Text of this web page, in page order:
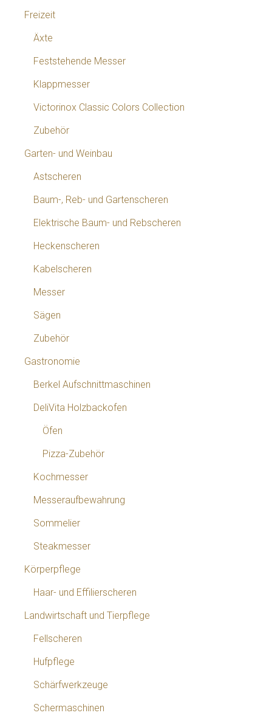
Freizeit
Äxte
Feststehende Messer
Klappmesser
Victorinox Classic Colors Collection
Zubehör
Garten- und Weinbau
Astscheren
Baum-, Reb- und Gartenscheren
Elektrische Baum- und Rebscheren
Heckenscheren
Kabelscheren
Messer
Sägen
Zubehör
Gastronomie
Berkel Aufschnittmaschinen
DeliVita Holzbackofen
Öfen
Pizza-Zubehör
Kochmesser
Messeraufbewahrung
Sommelier
Steakmesser
Körperpflege
Haar- und Effilierscheren
Landwirtschaft und Tierpflege
Fellscheren
Hufpflege
Schärfwerkzeuge
Schermaschinen